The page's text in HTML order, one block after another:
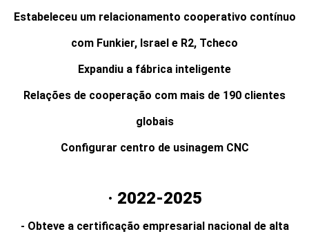
Estabeleceu um relacionamento cooperativo contínuo
com Funkier, Israel e R2, Tcheco
Expandiu a fábrica inteligente
Relações de cooperação com mais de 190 clientes
globais
Configurar centro de usinagem CNC
· 2022-2025
- Obteve a certificação empresarial nacional de alta